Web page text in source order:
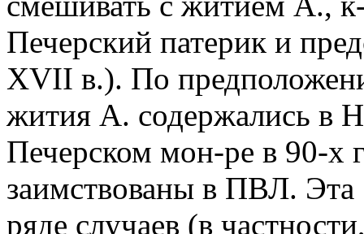
Печерский патерик и
XVII в.). По
жития А. содержались в
Печерском мон-ре в 90-х
заимствованы в ПВЛ. Эта
ряде случаев (в